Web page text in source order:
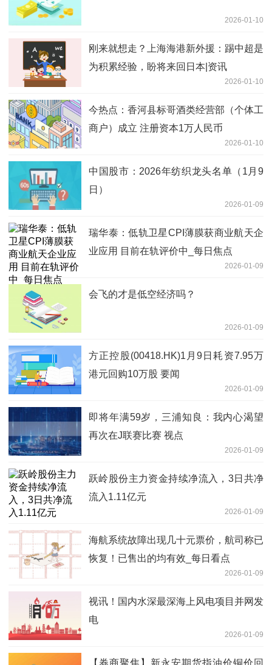
2026-01-10
刚来就想走？上海海港新外援：踢中超是
为积累经验，盼将来回日本|资讯
2026-01-10
今热点：香河县标哥酒类经营部（个体工
商户）成立 注册资本1万人民币
2026-01-10
中国股市：2026年纺织龙头名单（1月9
日）
2026-01-09
瑞华泰：低轨卫星CPI薄膜获商业航天企
业应用 目前在轨评价中_每日焦点
2026-01-09
会飞的才是低空经济吗？
2026-01-09
方正控股(00418.HK)1月9日耗资7.95万
港元回购10万股 要闻
2026-01-09
即将年满59岁，三浦知良：我内心渴望
再次在J联赛比赛 视点
2026-01-09
跃岭股份主力资金持续净流入，3日共净
流入1.11亿元
2026-01-09
海航系统故障出现几十元票价，航司称已
恢复！已售出的均有效_每日看点
2026-01-09
视讯！国内水深最深海上风电项目并网发
电
2026-01-09
【券商聚焦】新永安期货指油价铜价回